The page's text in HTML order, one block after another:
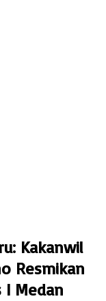
Kakanwil
Resmikan
I Medan